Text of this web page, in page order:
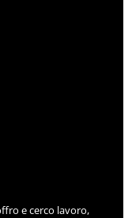
e cerco lavoro,